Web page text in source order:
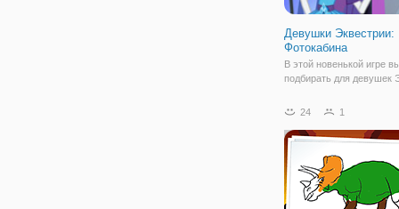
Девушки Эквестрии:
Фотокабина
В этой новенькой игре
подбирать для девушек
внешность. Дело в том,
на себе новую
которой можно сделать
красивые
24 1